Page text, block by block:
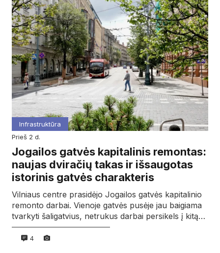
Infrastruktūra
prieš 2 d.
Jogailos gatvės kapitalinis remontas:
naujas dviračių takas ir išsaugotas
istorinis gatvės charakteris
Vilniaus centre prasidėjo Jogailos gatvės kapitalinio
remonto darbai. Vienoje gatvės pusėje jau baigiama
tvarkyti šaligatvius, netrukus darbai persikels į kitą…
4